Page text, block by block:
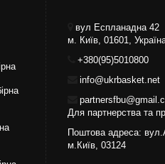
вул Еспланадна 42
м. Київ, 01601,
+380(95)5010800
info@ukrbasket.net
Для партнерства та
Поштова адреса:
м.Київ, 03124